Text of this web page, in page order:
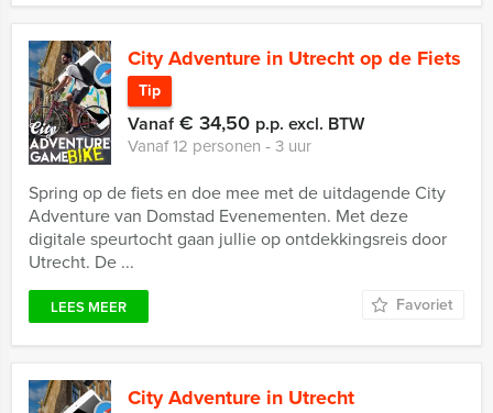
City Adventure in Utrecht op de Fiets
Tip
Vanaf€ 34,50 p.p. excl. BTW
Vanaf 12 personen ‐ 3 uur
Spring op de fiets en doe mee met de uitdagende City
Adventure van Domstad Evenementen. Met deze
digitale speurtocht gaan jullie op ontdekkingsreis door
Utrecht. De ...
LEES MEER Favoriet
City Adventure in Utrecht